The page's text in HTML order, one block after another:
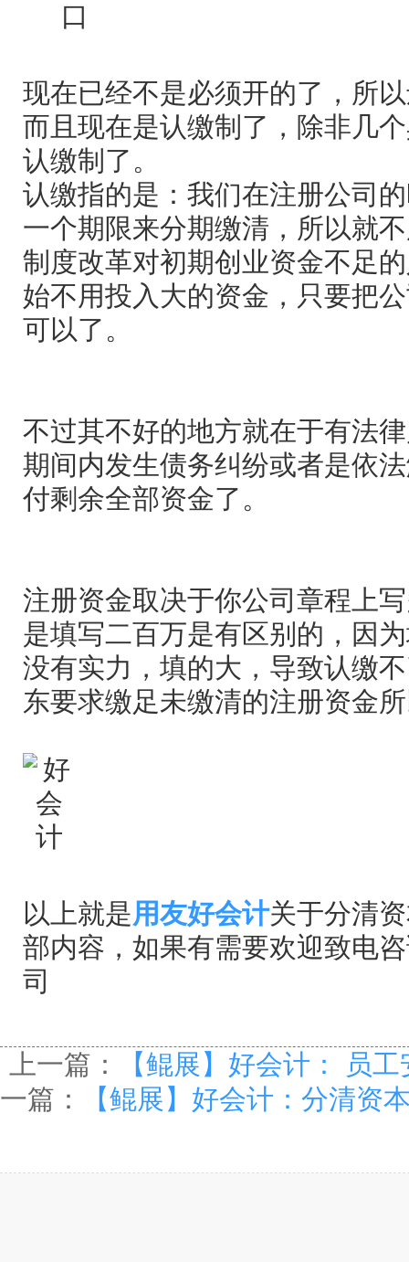
现在已经不是必须开的了，所
而且现在是认缴制了，除非几
认缴制了。
认缴指的是：我们在注册公司
一个期限来分期缴清，所以就
制度改革对初期创业资金不足
始不用投入大的资金，只要把
可以了。
不过其不好的地方就在于有法
期间内发生债务纠纷或者是依
付剩余全部资金了。
注册资金取决于你公司章程上
是填写二百万是有区别的，因
没有实力，填的大，导致认缴
东要求缴足未缴清的注册资金
以上就是用友好会计关于分清
部内容，如果有需要欢迎致电
司
上一篇：
【鲲展】好会计： 员
一篇：
【鲲展】好会计：分清资